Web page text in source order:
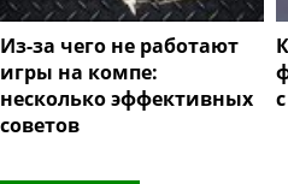
Из-за чего не работают
игры на компе:
несколько эффективных
советов